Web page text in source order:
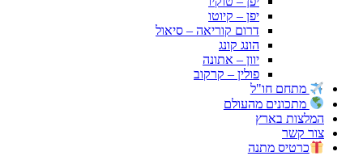
יפן – קיוטו
דרום קוריאה – סיאול
הונג קונג
יוון – אתונה
פולין – קרקוב
מתחם חו"ל
מתכונים מהעולם
המלצות בארץ
צור קשר
כרטיס מתנה